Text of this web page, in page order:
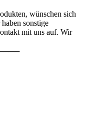
wünschen sich
sonstige
mit uns auf. Wir